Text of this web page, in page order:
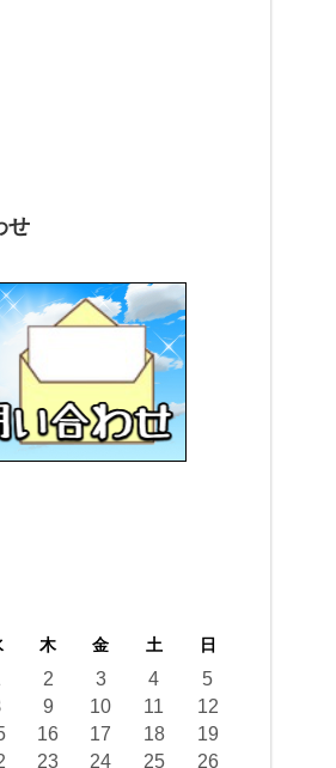
せ
木 金 土 日
2 3 4
5
9 10 11
12
16 17 18
19
23 24 25 26